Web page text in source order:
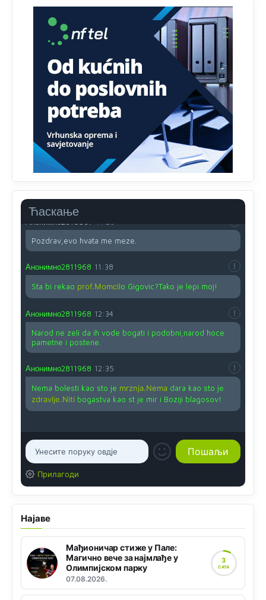
Ћаскање
pusti ih ciganija...pocetkom ovog vjeka,neko rece za
Radovana i Ratka kaki su oni srbi...i poce dalje da
besjedi znam ja dobro sta je bilo u Ag-ci...
Анонимно2810587
11:13
Proguglajte
Анонимно2810587
11:21
O kako su cudni lvi ljudi,uzeli bi sve da mogu...a ja srce
svima fajem,radujem se tudjoj sreci.I ko ima i ko nema
na iso ce mjesto leci!
Анонимно2810587
11:24
Pozdrav,evo hvata me meze.
Анонимно2811968 11:38
Sta bi rekao prof.Momcilo Gigovic?Tako je lepi moj!
Анонимно2811968 12:34
Narod ne zeli da ih vode bogati i podobni,narod hoce
pametne i postene.
Анонимно2811968 12:35
Nema bolesti kao sto je mrznja.Nemadara kao sto je
zdravlje.Niti bogastva kao st je mir i Boziji blagosov!
Прилагоди
Најаве
Мађионичар стиже у Пале:
Магично вече за најмлађе у
Олимпијском парку
07.08.2026.
3
САТА